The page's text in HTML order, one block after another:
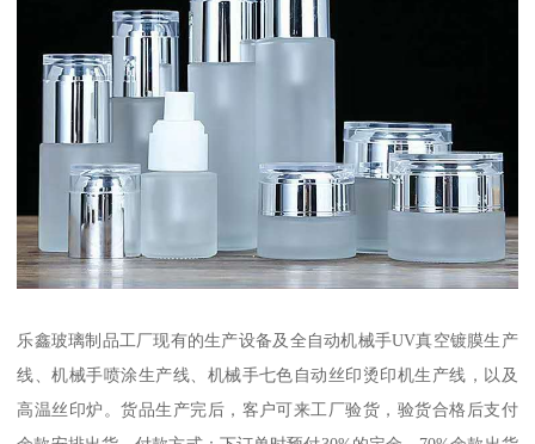
乐鑫玻璃制品工厂现有的生产设备及全自动机械手UV真空镀膜生产
线、机械手喷涂生产线、机械手七色自动丝印烫印机生产线，以及
高温丝印炉。货品生产完后，客户可来工厂验货，验货合格后支付